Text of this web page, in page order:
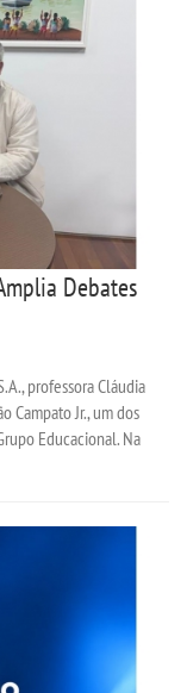
Debates
professora Cláudia
Campato Jr., um dos
Educacional. Na